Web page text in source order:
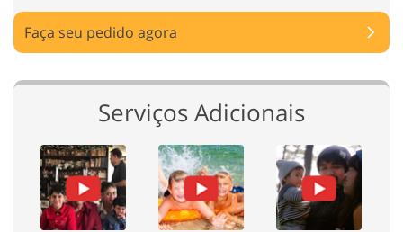
Faça seu pedido agora
Serviços Adicionais